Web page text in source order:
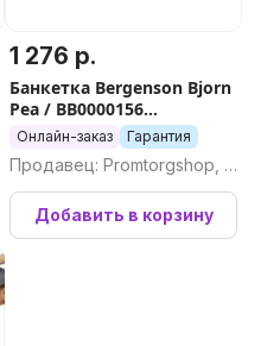
1 276 р.
Банкетка Bergenson Bjorn
Pea / BB0000156
(бежевый/сине-зеленый)
Онлайн-заказ Гарантия
Продавец: Promtorgshop, П
ромторгшоп
Добавить в корзину